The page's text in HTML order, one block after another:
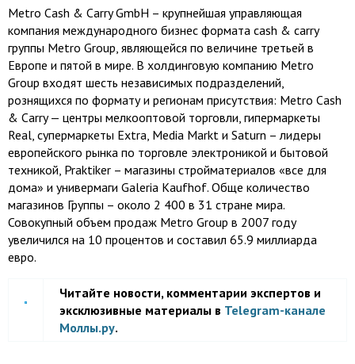
Metro Cash & Carry GmbH – крупнейшая управляющая
компания международного бизнес формата cash & carry
группы Мetro Group, являющейся по величине третьей в
Европе и пятой в мире. В холдинговую компанию Мetro
Group входят шесть независимых подразделений,
рознящихся по формату и регионам присутствия: Metro Cash
& Carry — центры мелкооптовой торговли, гипермаркеты
Real, супермаркеты Extra, Media Markt и Saturn – лидеры
европейского рынка по торговле электроникой и бытовой
техникой, Praktiker – магазины стройматериалов «все для
дома» и универмаги Galeria Kaufhof. Обще количество
магазинов Группы – около 2 400 в 31 стране мира.
Совокупный объем продаж Мetro Group в 2007 году
увеличился на 10 процентов и составил 65.9 миллиарда
евро.
Читайте новости, комментарии экспертов и
эксклюзивные материалы в Telegram-канале
Моллы.ру.